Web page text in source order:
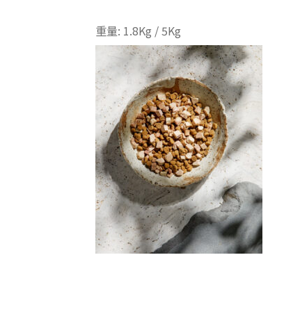
重量: 1.8Kg / 5Kg